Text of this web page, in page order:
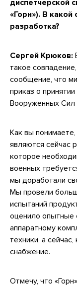
диспетчерской
«Горн»). В какой
разработка?
Сергей Крюков:
такое
сообщение, что
приказ о
Вооруженных
Как вы
являются сейчас
которое
военных
мы доработали
Мы провели
испытаний
оценило опытные
аппаратному
техники, а
снабжение.
Отмечу, что